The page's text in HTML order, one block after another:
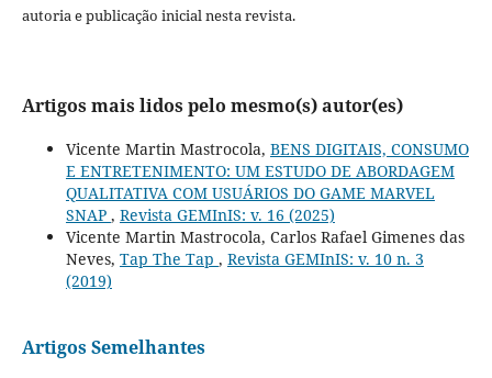
autoria e publicação inicial nesta revista.
Artigos mais lidos pelo mesmo(s) autor(es)
Vicente Martin Mastrocola, BENS DIGITAIS, CONSUMO
E ENTRETENIMENTO: UM ESTUDO DE ABORDAGEM
QUALITATIVA COM USUÁRIOS DO GAME MARVEL
SNAP , Revista GEMInIS: v. 16 (2025)
Vicente Martin Mastrocola, Carlos Rafael Gimenes das
Neves, Tap The Tap , Revista GEMInIS: v. 10 n. 3
(2019)
Artigos Semelhantes